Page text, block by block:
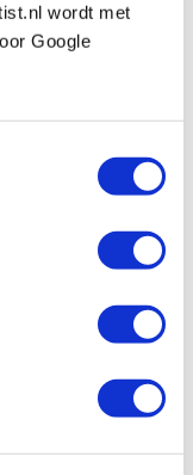
wordt met
Google